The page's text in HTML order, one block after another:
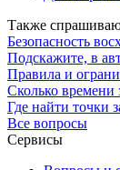
Также
Безопасность
Подскажите, в
Правила и
Сколько времени
Где найти точки
Все вопросы
Сервисы